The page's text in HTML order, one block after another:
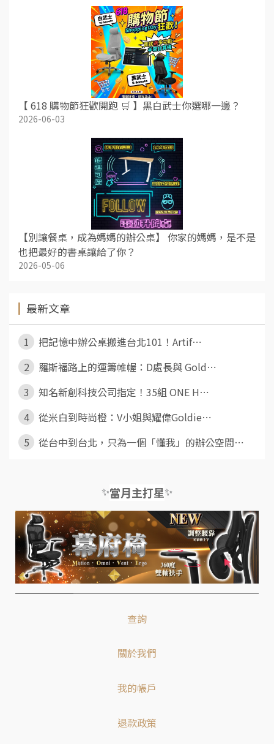
【 618 購物節狂歡開跑 🛒 】黑白武士你選哪一邊？
2026-06-03
【別讓餐桌，成為媽媽的辦公桌】 你家的媽媽，是不是
也把最好的書桌讓給了你？
2026-05-06
最新文章
1
把記憶中辦公桌搬進台北101！Artif⋯
2
羅斯福路上的運籌帷幄：D處長與 Gold⋯
3
知名新創科技公司指定！35組 ONE H⋯
4
從米白到時尚橙：V小姐與耀偉Goldie⋯
5
從台中到台北，只為一個「懂我」的辦公空間⋯
✨當月主打星✨
查詢
關於我們
我的帳戶
退款政策